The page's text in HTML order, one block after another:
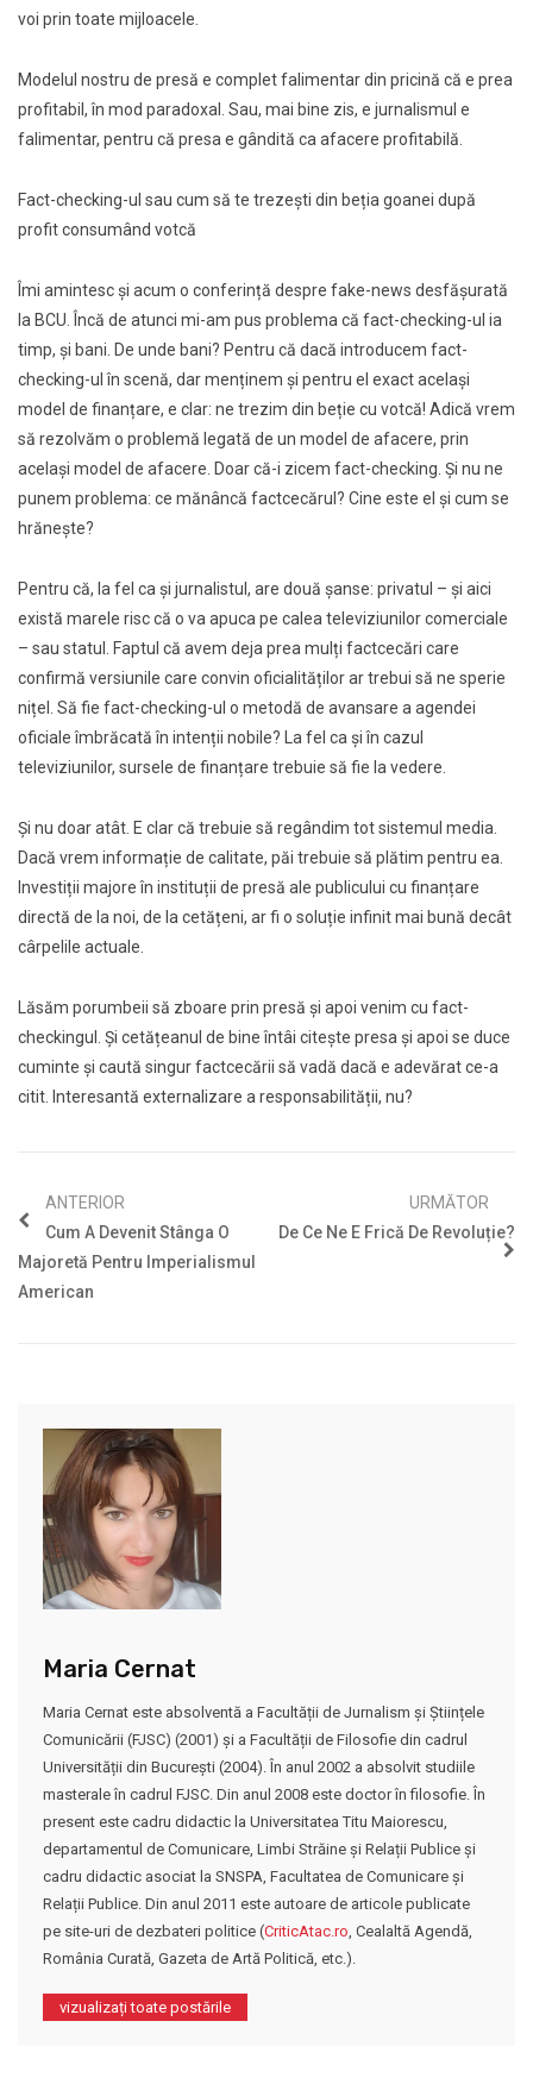
voi prin toate mijloacele.
Modelul nostru de presă e complet falimentar din pricină că e prea
profitabil, în mod paradoxal. Sau, mai bine zis, e jurnalismul e
falimentar, pentru că presa e gândită ca afacere profitabilă.
Fact-checking-ul sau cum să te trezești din beția goanei după
profit consumând votcă
Îmi amintesc și acum o conferință despre fake-news desfășurată
la BCU. Încă de atunci mi-am pus problema că fact-checking-ul ia
timp, și bani. De unde bani? Pentru că dacă introducem fact-
checking-ul în scenă, dar menținem și pentru el exact același
model de finanțare, e clar: ne trezim din beție cu votcă! Adică vrem
să rezolvăm o problemă legată de un model de afacere, prin
același model de afacere. Doar că-i zicem fact-checking. Și nu ne
punem problema: ce mănâncă factcecărul? Cine este el și cum se
hrănește?
Pentru că, la fel ca și jurnalistul, are două șanse: privatul – și aici
există marele risc că o va apuca pe calea televiziunilor comerciale
– sau statul. Faptul că avem deja prea mulți factcecări care
confirmă versiunile care convin oficialităților ar trebui să ne sperie
nițel. Să fie fact-checking-ul o metodă de avansare a agendei
oficiale îmbrăcată în intenții nobile? La fel ca și în cazul
televiziunilor, sursele de finanțare trebuie să fie la vedere.
Și nu doar atât. E clar că trebuie să regândim tot sistemul media.
Dacă vrem informație de calitate, păi trebuie să plătim pentru ea.
Investiții majore în instituții de presă ale publicului cu finanțare
directă de la noi, de la cetățeni, ar fi o soluție infinit mai bună decât
cârpelile actuale.
Lăsăm porumbeii să zboare prin presă și apoi venim cu fact-
checkingul. Și cetățeanul de bine întâi citește presa și apoi se duce
cuminte și caută singur factcecării să vadă dacă e adevărat ce-a
citit. Interesantă externalizare a responsabilității, nu?
ANTERIOR
Cum A Devenit Stânga O
Majoretă Pentru Imperialismul
American
URMĂTOR
De Ce Ne E Frică De Revoluție?
Maria Cernat
Maria Cernat este absolventă a Facultății de Jurnalism și Științele
Comunicării (FJSC) (2001) și a Facultății de Filosofie din cadrul
Universității din București (2004). În anul 2002 a absolvit studiile
masterale în cadrul FJSC. Din anul 2008 este doctor în filosofie. În
present este cadru didactic la Universitatea Titu Maiorescu,
departamentul de Comunicare, Limbi Străine și Relații Publice și
cadru didactic asociat la SNSPA, Facultatea de Comunicare și
Relații Publice. Din anul 2011 este autoare de articole publicate
pe site-uri de dezbateri politice (CriticAtac.ro , Cealaltă Agendă,
România Curată, Gazeta de Artă Politică, etc.).
vizualizați toate postările